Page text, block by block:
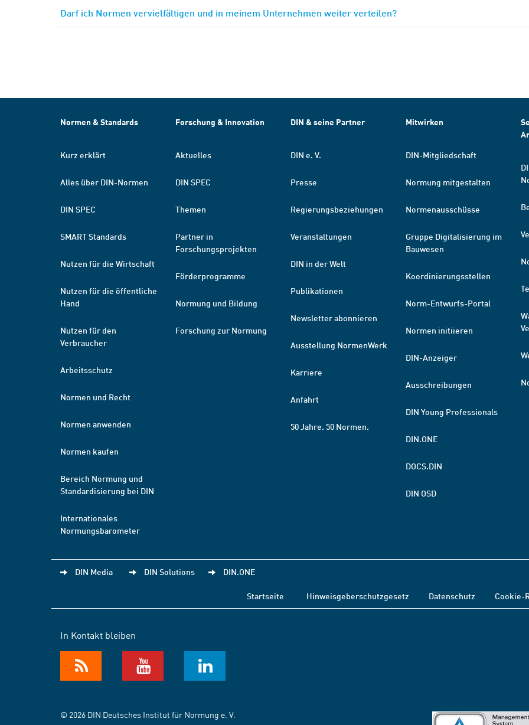
Darf ich Normen vervielfältigen und in meinem Unternehmen weiter verteilen?
Normen & Standards
Kurz erklärt
Alles über DIN-Normen
DIN SPEC
SMART Standards
Nutzen für die Wirtschaft
Nutzen für die öffentliche
Hand
Nutzen für den
Verbraucher
Arbeitsschutz
Normen und Recht
Normen anwenden
Normen kaufen
Bereich Normung und
Standardisierung bei DIN
Internationales
Normungsbarometer
Forschung & Innovation
Aktuelles
DIN SPEC
Themen
Partner in
Forschungsprojekten
Förderprogramme
Normung und Bildung
Forschung zur Normung
DIN & seine Partner
DIN e. V.
Presse
Regierungsbeziehungen
Veranstaltungen
DIN in der Welt
Publikationen
Newsletter abonnieren
Ausstellung NormenWerk
Karriere
Anfahrt
50 Jahre. 50 Normen.
Mitwirken
DIN-Mitgliedschaft
Normung mitgestalten
Normenausschüsse
Gruppe Digitalisierung im
Bauwesen
Koordinierungsstellen
Norm-Entwurfs-Portal
Normen initiieren
DIN-Anzeiger
Ausschreibungen
DIN Young Professionals
DIN.ONE
DOCS.DIN
DIN OSD
DIN Media DIN Solutions DIN.ONE
Startseite Hinweisgeberschutzgesetz Datenschutz Cookie-
In Kontakt bleiben
© 2026 DIN Deutsches Institut für Normung e. V.